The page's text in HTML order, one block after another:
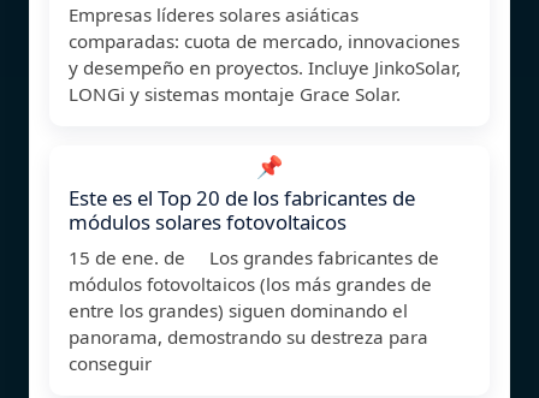
Empresas líderes solares asiáticas
comparadas: cuota de mercado, innovaciones
y desempeño en proyectos. Incluye JinkoSolar,
LONGi y sistemas montaje Grace Solar.
📌
Este es el Top 20 de los fabricantes de
módulos solares fotovoltaicos
15 de ene. de Los grandes fabricantes de
módulos fotovoltaicos (los más grandes de
entre los grandes) siguen dominando el
panorama, demostrando su destreza para
conseguir